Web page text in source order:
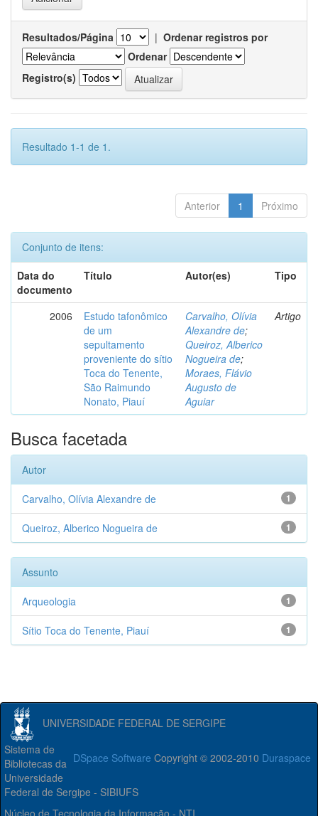
Resultados/Página | Ordenar registros por
Ordenar
Registro(s)
Resultado 1-1 de 1.
Anterior 1 Próximo
Conjunto de itens:
Data do
documento
Título Autor(es) Tipo
2006
Estudo tafonômico
de um
sepultamento
proveniente do sítio
Toca do Tenente,
São Raimundo
Nonato, Piauí
Carvalho, Olívia
Alexandre de;
Queiroz, Alberico
Nogueira de;
Moraes, Flávio
Augusto de
Aguiar
Artigo
Busca facetada
Autor
1
Carvalho, Olívia Alexandre de
1
Queiroz, Alberico Nogueira de
Assunto
1
Arqueologia
1
Sítio Toca do Tenente, Piauí
UNIVERSIDADE FEDERAL DE SERGIPE
DSpace Software Copyright © 2002-2010 Duraspace
Sistema de
Bibliotecas da
Universidade
Federal de Sergipe - SIBIUFS
Núcleo de Tecnologia da Informação - NTI